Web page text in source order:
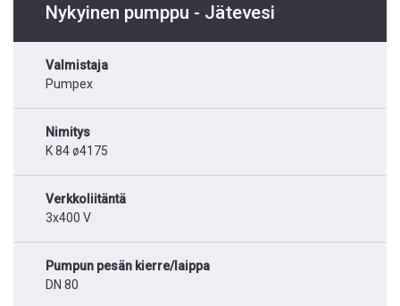
Nykyinen pumppu - Jätevesi
Valmistaja
Pumpex
Nimitys
K 84 ø4175
Verkkoliitäntä
3x400 V
Pumpun pesän kierre/laippa
DN 80